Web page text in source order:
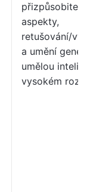
aspekty,
retušování/
a umění
umělou
vysokém